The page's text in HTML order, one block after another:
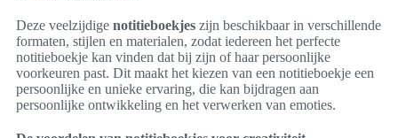
Deze veelzijdige notitieboekjes zijn beschikbaar in verschillende
formaten, stijlen en materialen, zodat iedereen het perfecte
notitieboekje kan vinden dat bij zijn of haar persoonlijke
voorkeuren past. Dit maakt het kiezen van een notitieboekje een
persoonlijke en unieke ervaring, die kan bijdragen aan
persoonlijke ontwikkeling en het verwerken van emoties.